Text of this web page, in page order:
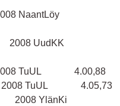
NaantLöy
UudKK
TuUL 4.00,88
TuUL 4.05,73
2008 YlänKi